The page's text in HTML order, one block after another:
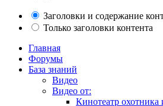
Заголовки и содержание
Только заголовки контента
Главная
Форумы
База знаний
Видео
Видео от:
Кинотеатр охотника